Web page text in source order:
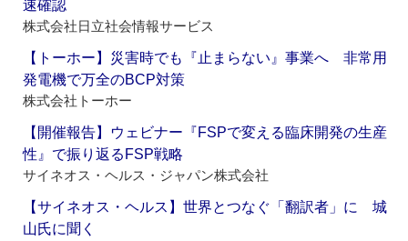
速確認
株式会社日立社会情報サービス
【トーホー】災害時でも『止まらない』事業へ 非常用
発電機で万全のBCP対策
株式会社トーホー
【開催報告】ウェビナー『FSPで変える臨床開発の生産
性』で振り返るFSP戦略
サイネオス・ヘルス・ジャパン株式会社
【サイネオス・ヘルス】世界とつなぐ「翻訳者」に 城
山氏に聞く